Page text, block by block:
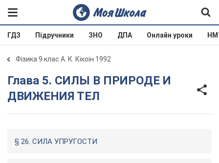
ГДЗ Підручники ЗНО ДПА Онлайн уроки
Фізика 9 клас А. К. Кікоін 1992
Глава 5. СИЛЫ В ПРИРОДЕ И
ДВИЖЕНИЯ ТЕЛ
§ 26. СИЛА УПРУГОСТИ